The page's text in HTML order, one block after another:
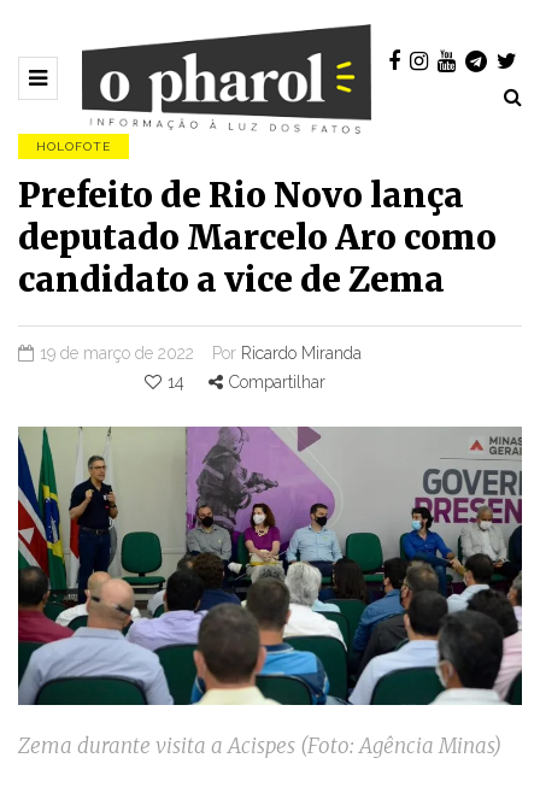
HOLOFOTE
Prefeito de Rio Novo lança
deputado Marcelo Aro como
candidato a vice de Zema
19 de março de 2022 Por Ricardo Miranda
14
Compartilhar
Zema durante visita a Acispes (Foto: Agência Minas)